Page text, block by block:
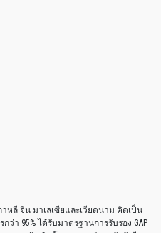
หลี จีน มาเลเซียและเวียดนาม คิดเป็น
า 95% ได้รับมาตรฐานการรับรอง GAP